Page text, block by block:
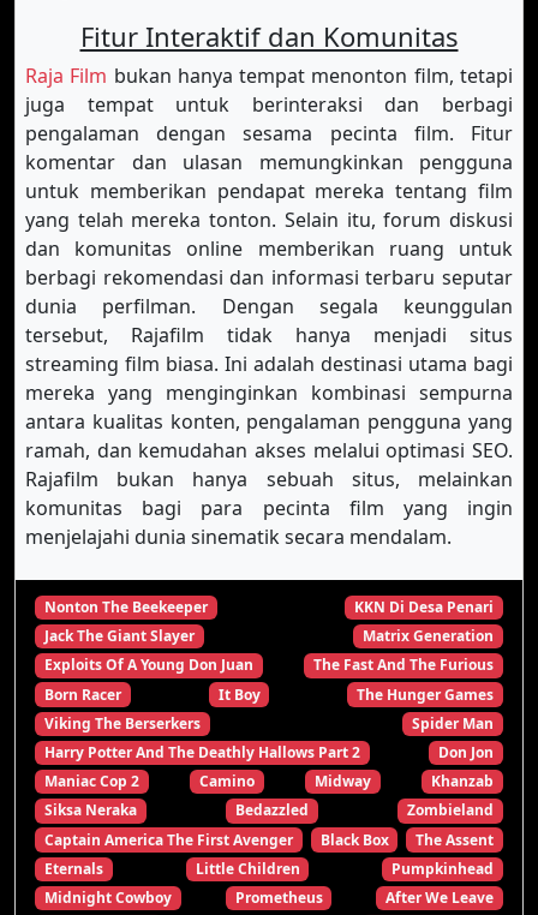
Fitur Interaktif dan Komunitas
Raja Film bukan hanya tempat menonton film, tetapi
juga tempat untuk berinteraksi dan berbagi
pengalaman dengan sesama pecinta film. Fitur
komentar dan ulasan memungkinkan pengguna
untuk memberikan pendapat mereka tentang film
yang telah mereka tonton. Selain itu, forum diskusi
dan komunitas online memberikan ruang untuk
berbagi rekomendasi dan informasi terbaru seputar
dunia perfilman. Dengan segala keunggulan
tersebut, Rajafilm tidak hanya menjadi situs
streaming film biasa. Ini adalah destinasi utama bagi
mereka yang menginginkan kombinasi sempurna
antara kualitas konten, pengalaman pengguna yang
ramah, dan kemudahan akses melalui optimasi SEO.
Rajafilm bukan hanya sebuah situs, melainkan
komunitas bagi para pecinta film yang ingin
menjelajahi dunia sinematik secara mendalam.
Nonton The Beekeeper
KKN Di Desa Penari
Jack The Giant Slayer
Matrix Generation
Exploits Of A Young Don Juan
The Fast And The Furious
Born Racer
It Boy
The Hunger Games
Viking The Berserkers
Spider Man
Harry Potter And The Deathly Hallows Part 2
Don Jon
Maniac Cop 2
Camino Midway
Khanzab
Siksa Neraka
Bedazzled
Zombieland
Captain America The First Avenger
Black Box
The Assent
Eternals
Little Children
Pumpkinhead
Midnight Cowboy
Prometheus
After We Leave